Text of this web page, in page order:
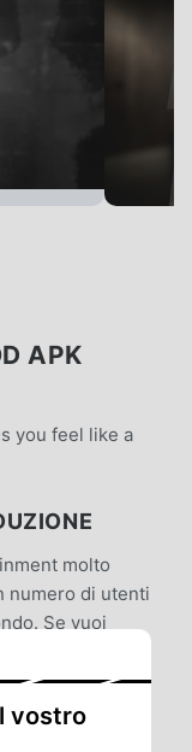
APK
you feel like a
molto
numero di utenti
Se vuoi
migliore.
di Ghosts
anche Free
tutte le
vostro